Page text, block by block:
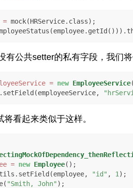
= mock(HRService.class);
有公共setter的私有字段，我们
= new EmployeeService
看起来类似于这样。
= new Employee();
"id" , 1 );
"Smith, John" );